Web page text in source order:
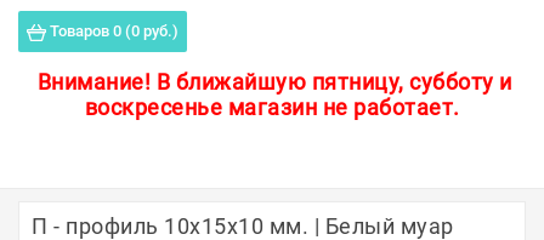
Товаров 0 (0 руб.)
Внимание! В ближайшую пятницу, субботу и
воскресенье магазин не работает.
Пороги для пола
Защитные уголки
П - профиль 10х15х10 мм. | Белый муар